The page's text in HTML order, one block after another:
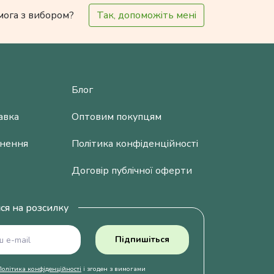
з вибором? Так, допоможіть мені
Блог
Оптовим покупцям
Політика конфіденційності
Договір публічної оферти
на розсилку
Підпишіться
конфіденційності і згоден з вимогами